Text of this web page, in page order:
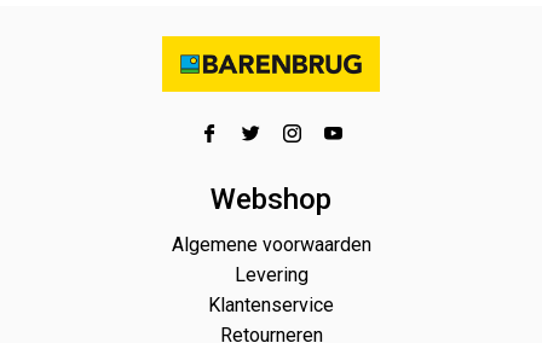
Webshop
Algemene voorwaarden
Levering
Klantenservice
Retourneren